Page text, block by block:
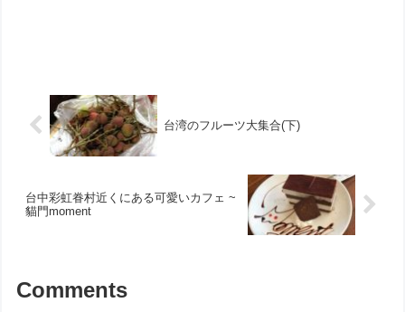
台湾のフルーツ大集合(下)
台中彩虹眷村近くにある可愛いカフェ ~
貓門moment
Comments